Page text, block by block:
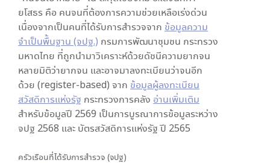
ยโสธร คือ คนจนที่ต้องการความช่วยเหลือเร่งด่วน
เนื่องจากเป็นคนที่ได้รับการสำรวจจาก ข้อมูลความ
จำเป็นพื้นฐาน (จปฐ.) กรมการพัฒนาชุมชน กระทรวง
มหาดไทย ที่ถูกนำมาวิเคราะห์ด้วยดัชนีความยากจน
หลายมิติว่ายากจน และอาจมาลงทะเบียนว่าจนอีก
ด้วย (register-based) จาก ข้อมูลผู้ลงทะเบียน
สวัสดิการแห่งรัฐ กระทรวงการคลัง อ่านเพิ่มเติม
สำหรับข้อมูลปี 2569 เป็นการบูรณาการข้อมูลระหว่าง
จปฐ 2568 และ บัตรสวัสดิการแห่งรัฐ ปี 2565
ครัวเรือนที่ได้รับการสำรวจ (จปฐ)